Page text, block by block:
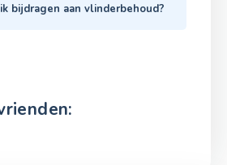
bijdragen aan vlinderbehoud?